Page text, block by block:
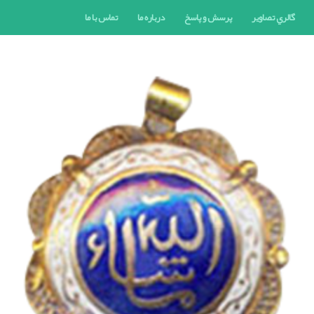
گالري تصاوير پرسش و پاسخ درباره ما تماس با ما